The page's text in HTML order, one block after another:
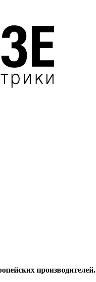
производителей.